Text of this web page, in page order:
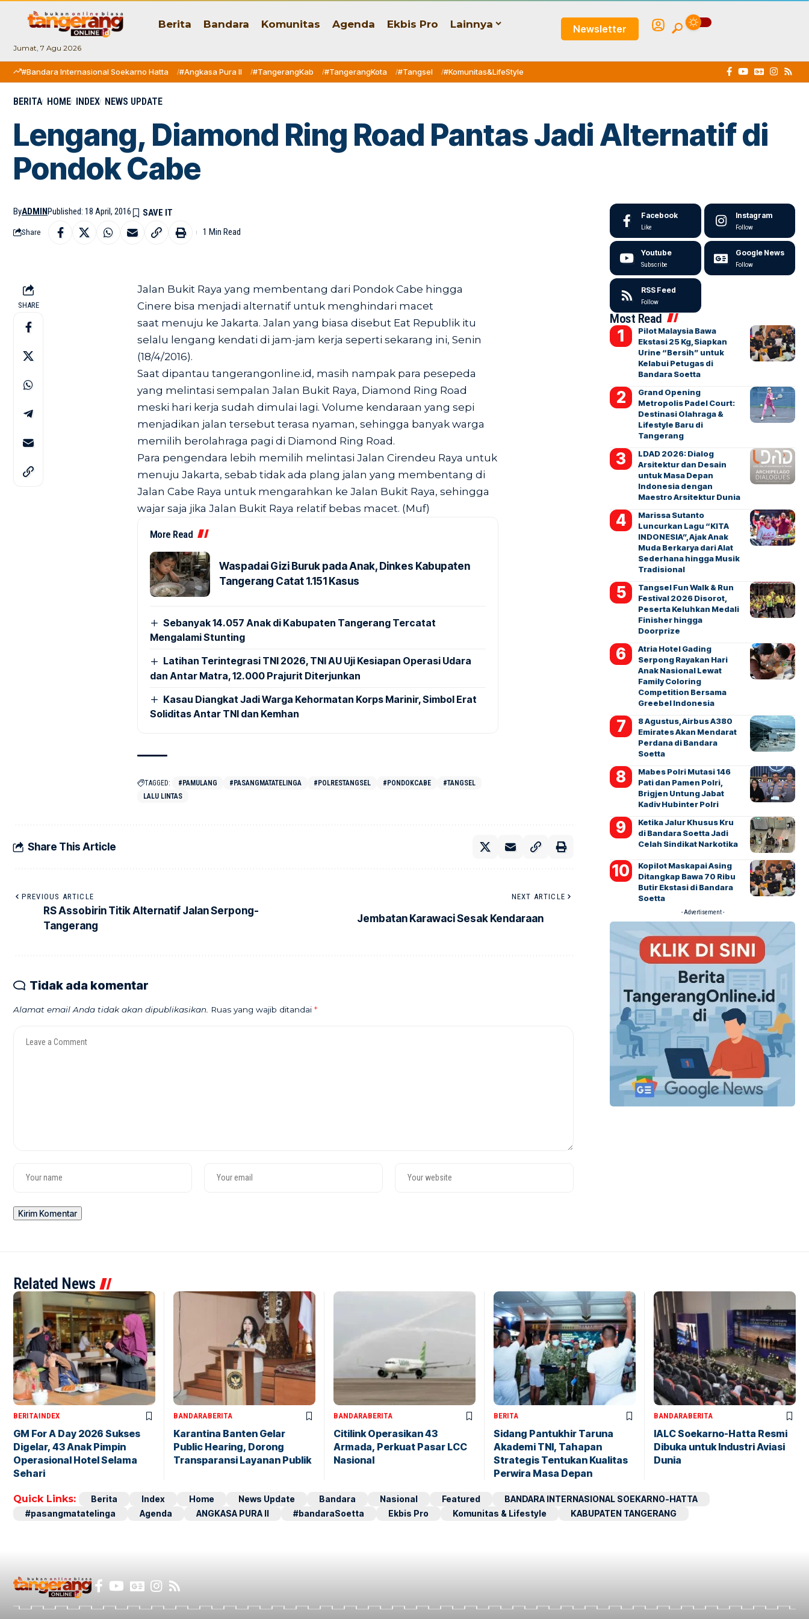
Jumat, 7 Agu 2026
Berita Bandara Komunitas Agenda Ekbis Pro Lainnya Newsletter
#Bandara Internasional Soekarno Hatta #Angkasa Pura II #TangerangKab #TangerangKota #Tangsel #Komunitas&LifeStyle
BERITA HOME INDEX NEWS UPDATE
Lengang, Diamond Ring Road Pantas Jadi Alternatif di
Pondok Cabe
ByADMINPublished: 18 April, 2016
Share 1 Min Read
SHARE
Jalan Bukit Raya yang membentang dari Pondok Cabe hingga
Cinere bisa menjadi alternatif untuk menghindari macet
saat menuju ke Jakarta. Jalan yang biasa disebut Eat Republik itu
selalu lengang kendati di jam-jam kerja seperti sekarang ini, Senin
(18/4/2016).
Saat dipantau tangerangonline.id, masih nampak para pesepeda
yang melintasi sempalan Jalan Bukit Raya, Diamond Ring Road
meski hari kerja sudah dimulai lagi. Volume kendaraan yang sepi
menjadikan jalan tersebut terasa nyaman, sehingga banyak warga
memilih berolahraga pagi di Diamond Ring Road.
Para pengendara lebih memilih melintasi Jalan Cirendeu Raya untuk
menuju Jakarta, sebab tidak ada plang jalan yang membentang di
Jalan Cabe Raya untuk mengarahkan ke Jalan Bukit Raya, sehingga
wajar saja jika Jalan Bukit Raya relatif bebas macet. (Muf)
More Read
Waspadai Gizi Buruk pada Anak, Dinkes Kabupaten
Tangerang Catat 1.151 Kasus
Sebanyak 14.057 Anak di Kabupaten Tangerang Tercatat
Mengalami Stunting
Latihan Terintegrasi TNI 2026, TNI AU Uji Kesiapan Operasi Udara
dan Antar Matra, 12.000 Prajurit Diterjunkan
Kasau Diangkat Jadi Warga Kehormatan Korps Marinir, Simbol Erat
Soliditas Antar TNI dan Kemhan
TAGGED: #PAMULANG #PASANGMATATELINGA #POLRESTANGSEL #PONDOKCABE
#TANGSEL
LALU LINTAS
Share This Article
PREVIOUS ARTICLE
RS Assobirin Titik Alternatif Jalan Serpong-
Tangerang
NEXT ARTICLE
Jembatan Karawaci Sesak Kendaraan
Tidak ada komentar
Alamat email Anda tidak akan dipublikasikan. Ruas yang wajib ditandai *
Facebook
Like
Instagram
Follow
Youtube
Subscribe
Google News
Follow
RSS Feed
Follow
Most Read
Pilot Malaysia Bawa
Ekstasi 25 Kg, Siapkan
Urine “Bersih” untuk
Kelabui Petugas di
Bandara Soetta
Grand Opening
Metropolis Padel Court:
Destinasi Olahraga &
Lifestyle Baru di
Tangerang
LDAD 2026: Dialog
Arsitektur dan Desain
untuk Masa Depan
Indonesia dengan
Maestro Arsitektur Dunia
Marissa Sutanto
Luncurkan Lagu “KITA
INDONESIA”, Ajak Anak
Muda Berkarya dari Alat
Sederhana hingga Musik
Tradisional
Tangsel Fun Walk & Run
Festival 2026 Disorot,
Peserta Keluhkan Medali
Finisher hingga
Doorprize
Atria Hotel Gading
Serpong Rayakan Hari
Anak Nasional Lewat
Family Coloring
Competition Bersama
Greebel Indonesia
8 Agustus, Airbus A380
Emirates Akan Mendarat
Perdana di Bandara
Soetta
Mabes Polri Mutasi 146
Pati dan Pamen Polri,
Brigjen Untung Jabat
Kadiv Hubinter Polri
Ketika Jalur Khusus Kru
di Bandara Soetta Jadi
Celah Sindikat Narkotika
Kopilot Maskapai Asing
Ditangkap Bawa 70 Ribu
Butir Ekstasi di Bandara
Soetta
- Advertisement -
Related News
BERITAINDEX
GM For A Day 2026 Sukses
Digelar, 43 Anak Pimpin
Operasional Hotel Selama
Sehari
BANDARABERITA
Karantina Banten Gelar
Public Hearing, Dorong
Transparansi Layanan Publik
BANDARABERITA
Citilink Operasikan 43
Armada, Perkuat Pasar LCC
Nasional
BERITA
Sidang Pantukhir Taruna
Akademi TNI, Tahapan
Strategis Tentukan Kualitas
Perwira Masa Depan
BANDARABERITA
IALC Soekarno-Hatta Resmi
Dibuka untuk Industri Aviasi
Dunia
Quick Links: Berita Index Home News Update Bandara Nasional Featured
BANDARA INTERNASIONAL SOEKARNO-HATTA
#pasangmatatelinga
Agenda ANGKASA PURA II #bandaraSoetta Ekbis Pro Komunitas & Lifestyle KABUPATEN TANGERANG